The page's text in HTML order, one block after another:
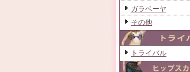
ガラベーヤ
その他
トライバル